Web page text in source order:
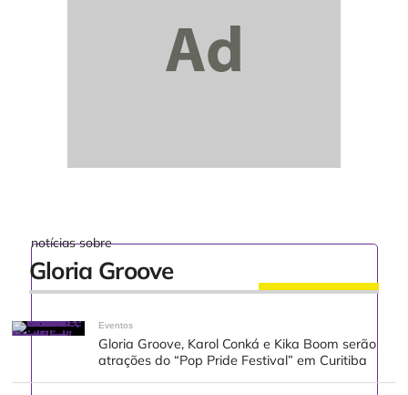
notícias sobre
Gloria Groove
Eventos
Gloria Groove, Karol Conká e Kika Boom serão
atrações do “Pop Pride Festival” em Curitiba